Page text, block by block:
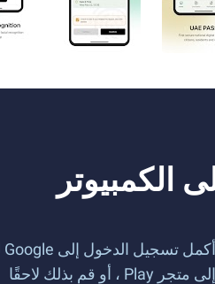
إلى متجر Play ، أو قم بذلك لاحقًا